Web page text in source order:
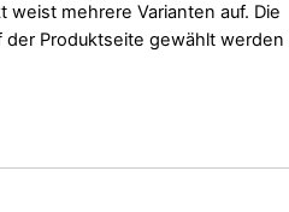
weist mehrere Varianten auf. Die
Produktseite gewählt werden